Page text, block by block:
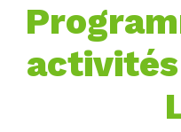
activités